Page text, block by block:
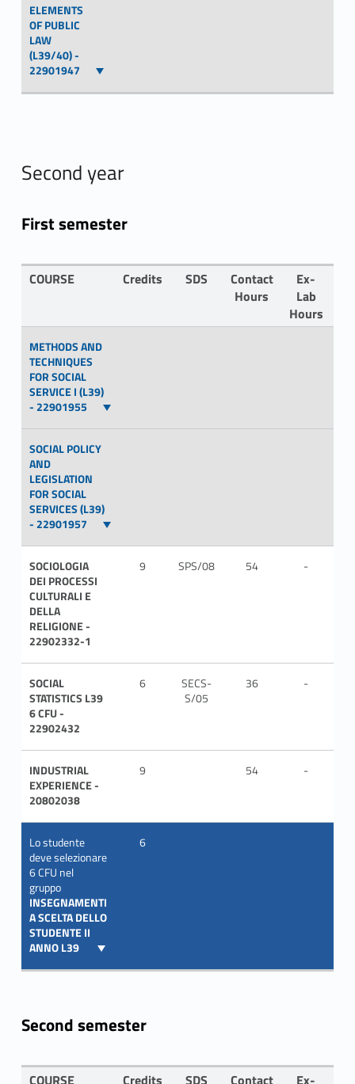
ELEMENTS
OF PUBLIC
LAW
(L39/40) -
22901947
Second year
First semester
COURSE Credits SDS
Contact
Hours
Ex-
Lab
Hours
METHODS AND
TECHNIQUES
FOR SOCIAL
SERVICE I (L39)
- 22901955
SOCIAL POLICY
AND
LEGISLATION
FOR SOCIAL
SERVICES (L39)
- 22901957
SOCIOLOGIA
DEI PROCESSI
CULTURALI E
DELLA
RELIGIONE -
22902332-1
9 SPS/08 54 -
SOCIAL
STATISTICS L39
6 CFU -
22902432
6
SECS-
S/05
36 -
INDUSTRIAL
EXPERIENCE -
20802038
9 54 -
Lo studente
deve selezionare
6 CFU nel
gruppo
INSEGNAMENTI
A SCELTA DELLO
STUDENTE II
ANNO L39
6
Second semester
COURSE Credits SDS Contact Ex-